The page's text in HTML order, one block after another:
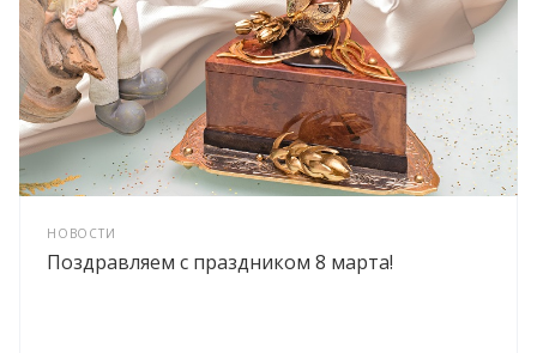
НОВОСТИ
Поздравляем с праздником 8 марта!